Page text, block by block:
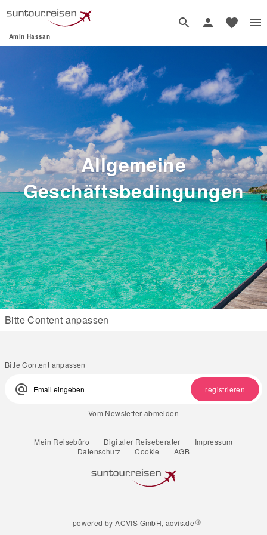
Amin Hassan
Allgemeine
Geschäftsbedingungen
Bitte Content anpassen
Bitte Content anpassen
alternate_email registrieren
Vom Newsletter abmelden
Mein Reisebüro Digitaler Reiseberater
Impressum
Datenschutz
Cookie AGB
powered by ACVIS GmbH, acvis.de®